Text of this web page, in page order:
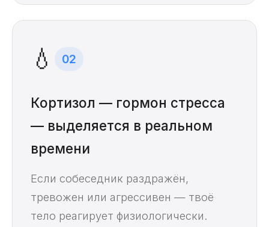
💧 02
Кортизол — гормон стресса
— выделяется в реальном
времени
Если собеседник раздражён,
тревожен или агрессивен — твоё
тело реагирует физиологически.